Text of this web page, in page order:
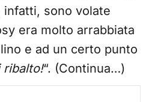
infatti, sono volate
era molto arrabbiata
e ad un certo punto
ribalto!“. (Continua…)